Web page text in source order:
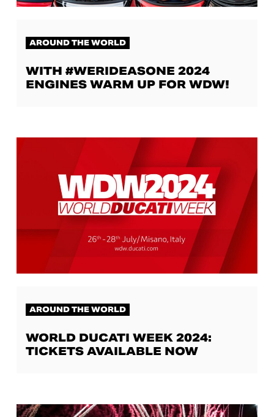
AROUND THE WORLD
WITH #WERIDEASONE 2024
ENGINES WARM UP FOR WDW!
AROUND THE WORLD
WORLD DUCATI WEEK 2024:
TICKETS AVAILABLE NOW